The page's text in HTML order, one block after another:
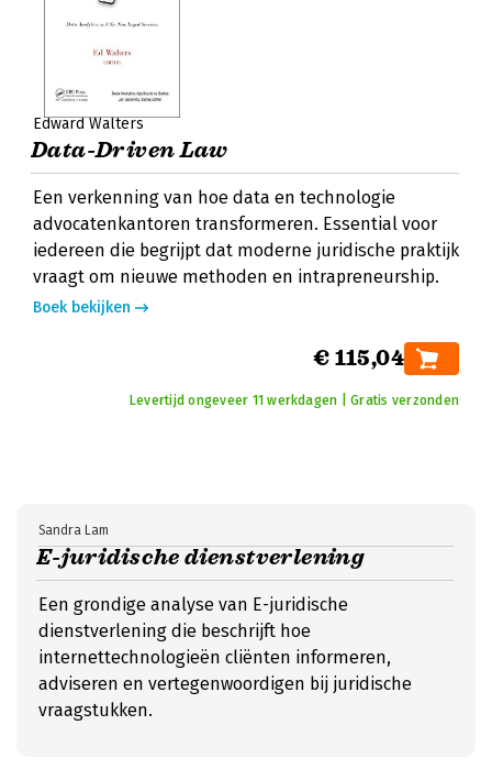
Edward Walters
Data-Driven Law
Een verkenning van hoe data en technologie
advocatenkantoren transformeren. Essential voor
iedereen die begrijpt dat moderne juridische praktijk
vraagt om nieuwe methoden en intrapreneurship.
Boek bekijken
€ 115,04
Levertijd ongeveer 11 werkdagen | Gratis verzonden
E-juridische dienstverlening
Sandra Lam
Een grondige analyse van E-juridische
dienstverlening die beschrijft hoe
internettechnologieën cliënten informeren,
adviseren en vertegenwoordigen bij juridische
vraagstukken.